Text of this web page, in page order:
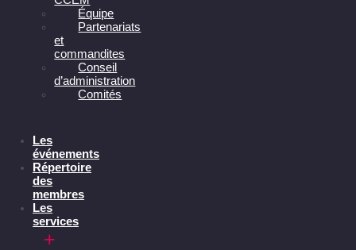
Équipe
Partenariats
et
commandites
Conseil
d’administration
Comités
Les
événements
Répertoire
des
membres
Les
services